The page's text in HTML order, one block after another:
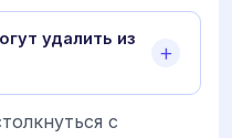
удалить из
с